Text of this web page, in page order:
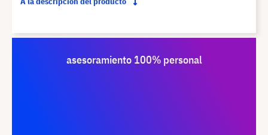
asesoramiento 100% personal